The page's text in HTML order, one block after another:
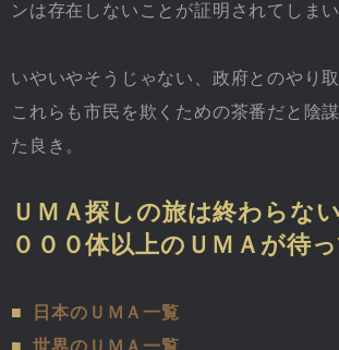
ンは存在しないことが証明されてしまい
いやいやそうじゃない、政府とのやり
これらも市民を欺くための茶番だと陰
た良き。
ＵＭＡ探しの旅は終わらな
０００体以上のＵＭＡが待
■
日本のＵＭＡ一覧
■
世界のＵＭＡ一覧